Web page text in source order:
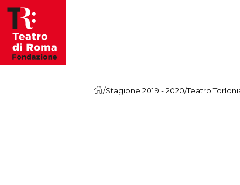
Vai al contenuto
/Stagione 2019 - 2020/Teatro